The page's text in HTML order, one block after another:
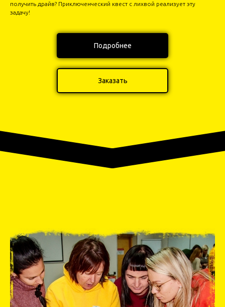
получить драйв? Приключенческий квест с лихвой реализует эту
задачу!
Подробнее
Заказать